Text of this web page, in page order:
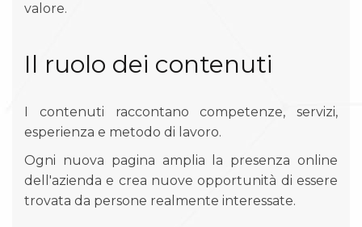
valore.
Il ruolo dei contenuti
I contenuti raccontano competenze, servizi,
esperienza e metodo di lavoro.
Ogni nuova pagina amplia la presenza online
dell'azienda e crea nuove opportunità di essere
trovata da persone realmente interessate.